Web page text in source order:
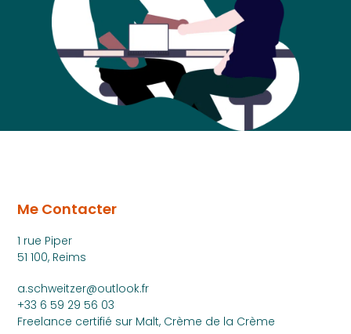
Me Contacter
1 rue Piper
51 100, Reims
a.schweitzer@outlook.fr
+33 6 59 29 56 03
Freelance certifié sur Malt, Crème de la Crème